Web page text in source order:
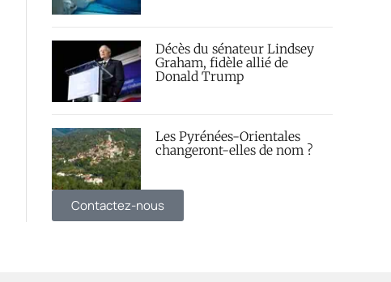
Décès du sénateur Lindsey
Graham, fidèle allié de
Donald Trump
Les Pyrénées-Orientales
changeront-elles de nom ?
Contactez-nous